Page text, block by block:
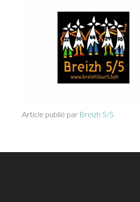
Article publié par Breizh 5/5